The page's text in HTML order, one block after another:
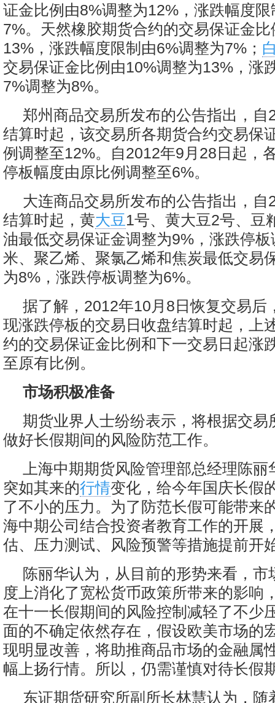
证金比例由8%调整为12%，涨跌幅度
7%。天然橡胶期货合约的交易保证金
13%，涨跌幅度限制由6%调整为7%；
交易保证金比例由10%调整为13%，涨
7%调整为8%。
郑州商品交易所发布的公告指出，自
结算时起，该交易所各期货合约交易保
例调整至12%。自2012年9月28日起，
停板幅度由原比例调整至6%。
大连商品交易所发布的公告指出，自
结算时起，黄大豆1号、黄大豆2号、豆
油最低交易保证金调整为9%，涨跌停
米、聚乙烯、聚氯乙烯和焦炭最低交易
为8%，涨跌停板调整为6%。
据了解，2012年10月8日恢复交易后
现涨跌停板的交易日收盘结算时起，上
约的交易保证金比例和下一交易日起涨
至原有比例。
市场积极准备
期货业界人士纷纷表示，将根据交易
做好长假期间的风险防范工作。
上海中期期货风险管理部总经理陈
突如其来的行情变化，给今年国庆长假
了不小的压力。为了防范长假可能带来
海中期公司结合投资者教育工作的开展
估、压力测试、风险预警等措施提前开
陈丽华认为，从目前的形势来看，市
度上消化了宽松货币政策所带来的影响
在十一长假期间的风险控制减轻了不少
面的不确定依然存在，假设欧美市场的
现明显改善，将助推商品市场的金融属
幅上扬行情。所以，仍需谨慎对待长假
东证期货研究所副所长林慧认为，随